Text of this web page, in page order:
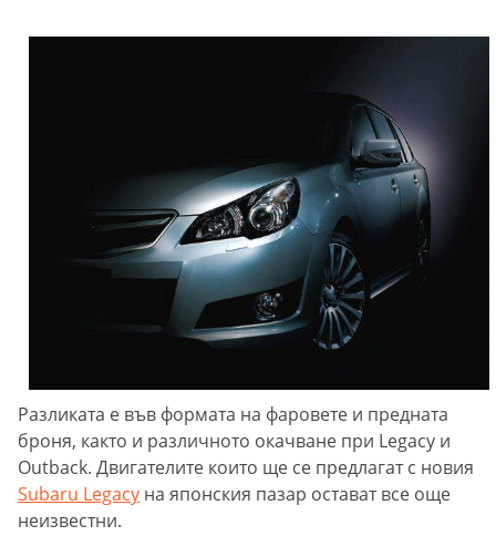
Разликата е във формата на фаровете и предната
броня, както и различното окачване при Legacy и
Outback. Двигателите които ще се предлагат с новия
Subaru Legacy на японския пазар остават все още
неизвестни.